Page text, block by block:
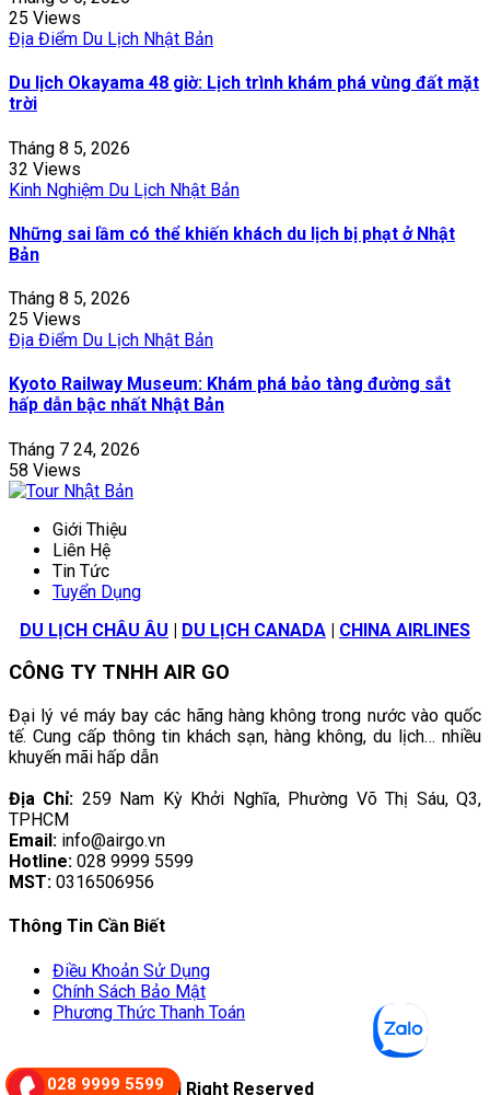
25 Views
Địa Điểm Du Lịch Nhật Bản
Du lịch Okayama 48 giờ: Lịch trình khám phá vùng đất mặt
trời
Tháng 8 5, 2026
32 Views
Kinh Nghiệm Du Lịch Nhật Bản
Những sai lầm có thể khiến khách du lịch bị phạt ở Nhật
Bản
Tháng 8 5, 2026
25 Views
Địa Điểm Du Lịch Nhật Bản
Kyoto Railway Museum: Khám phá bảo tàng đường sắt
hấp dẫn bậc nhất Nhật Bản
Tháng 7 24, 2026
58 Views
Giới Thiệu
Liên Hệ
Tin Tức
Tuyển Dụng
DU LỊCH CHÂU ÂU | DU LỊCH CANADA | CHINA AIRLINES
CÔNG TY TNHH AIR GO
Đại lý vé máy bay các hãng hàng không trong nước vào quốc
tế. Cung cấp thông tin khách sạn, hàng không, du lịch… nhiều
khuyến mãi hấp dẫn
Địa Chỉ: 259 Nam Kỳ Khởi Nghĩa, Phường Võ Thị Sáu, Q3,
TPHCM
Email: info@airgo.vn
Hotline: 028 9999 5599
MST: 0316506956
Thông Tin Cần Biết
Điều Khoản Sử Dụng
Chính Sách Bảo Mật
Phương Thức Thanh Toán
© Copyright 2022. All Right Reserved
028 9999 5599